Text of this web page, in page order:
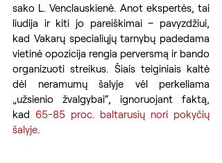
sako L. Venclauskienė. Anot ekspertės, tai
liudija ir kiti jo pareiškimai – pavyzdžiui,
kad Vakarų specialiųjų tarnybų padedama
vietinė opozicija rengia perversmą ir bando
organizuoti streikus. Šiais teiginiais kaltė
dėl neramumų šalyje vėl perkeliama
„užsienio žvalgybai“, ignoruojant faktą,
kad 65-85 proc. baltarusių nori pokyčių
šalyje.